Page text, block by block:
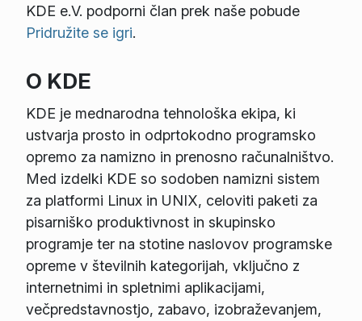
KDE e.V. podporni član prek naše pobude
Pridružite se igri.
O KDE
KDE je mednarodna tehnološka ekipa, ki
ustvarja prosto in odprtokodno programsko
opremo za namizno in prenosno računalništvo.
Med izdelki KDE so sodoben namizni sistem
za platformi Linux in UNIX, celoviti paketi za
pisarniško produktivnost in skupinsko
programje ter na stotine naslovov programske
opreme v številnih kategorijah, vključno z
internetnimi in spletnimi aplikacijami,
večpredstavnostjo, zabavo, izobraževanjem,